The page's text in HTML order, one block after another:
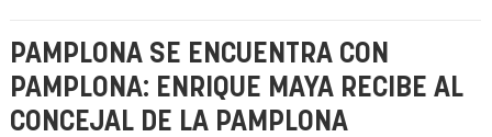
PAMPLONA SE ENCUENTRA CON
PAMPLONA: ENRIQUE MAYA RECIBE AL
CONCEJAL DE LA PAMPLONA